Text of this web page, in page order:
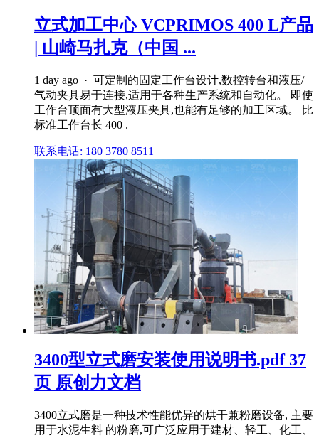
立式加工中心 VCPRIMOS 400 L产品
| 山崎马扎克（中国 ...
1 day ago · 可定制的固定工作台设计,数控转台和液压/
气动夹具易于连接,适用于各种生产系统和自动化。 即使
工作台顶面有大型液压夹具,也能有足够的加工区域。 比
标准工作台长 400 .
联系电话: 180 3780 8511
3400型立式磨安装使用说明书.pdf 37
页 原创力文档
3400立式磨是一种技术性能优异的烘干兼粉磨设备, 主要
用于水泥生料 的粉磨,可广泛应用于建材、轻工、化工、